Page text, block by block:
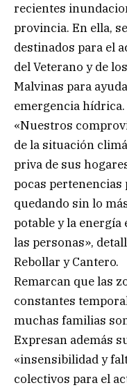
recientes
provincia. En ella,
destinados para el
del Veterano y de
Malvinas para
emergencia hídrica.
«Nuestros
de la situación
priva de sus
pocas pertenencias
quedando sin lo
potable y la
las personas»,
Rebollar y Cantero.
Remarcan que las
constantes
muchas familias
Expresan además
«insensibilidad y
colectivos para el